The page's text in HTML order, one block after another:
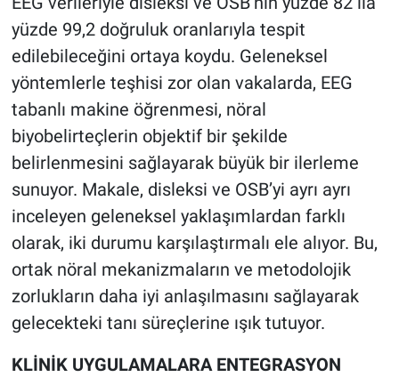
yüzde 99,2 doğruluk oranlarıyla tespit
edilebileceğini ortaya koydu. Geleneksel
yöntemlerle teşhisi zor olan vakalarda, EEG
tabanlı makine öğrenmesi, nöral
biyobelirteçlerin objektif bir şekilde
belirlenmesini sağlayarak büyük bir ilerleme
sunuyor. Makale, disleksi ve OSB’yi ayrı ayrı
inceleyen geleneksel yaklaşımlardan farklı
olarak, iki durumu karşılaştırmalı ele alıyor. Bu,
ortak nöral mekanizmaların ve metodolojik
zorlukların daha iyi anlaşılmasını sağlayarak
gelecekteki tanı süreçlerine ışık tutuyor.
KLİNİK UYGULAMALARA ENTEGRASYON